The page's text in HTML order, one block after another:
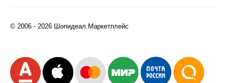
© 2006 - 2026 Шопидеал.Маркетплейс